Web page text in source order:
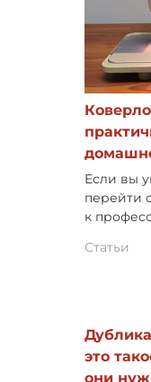
Если вы
перейти
к
Статьи
это
они